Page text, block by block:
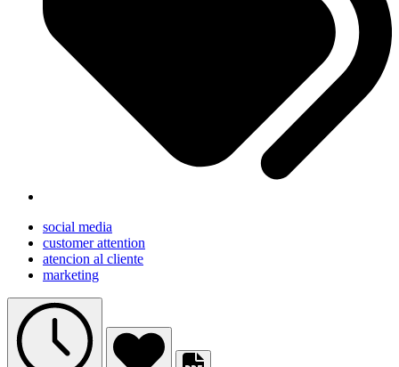
social media
customer attention
atencion al cliente
marketing